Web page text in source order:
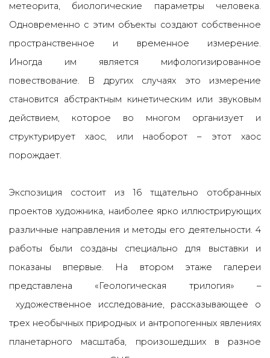
метеорита, биологические параметры человека.
Одновременно с этим объекты создают собственное
пространственное и временное измерение.
Иногда им является мифологизированное
повествование. В других случаях это измерение
становится абстрактным кинетическим или звуковым
действием, которое во многом организует и
структурирует хаос, или наоборот – этот хаос
порождает.
Экспозиция состоит из 16 тщательно отобранных
проектов художника, наиболее ярко иллюстрирующих
различные направления и методы его деятельности. 4
работы были созданы специально для выставки и
показаны впервые. На втором этаже галереи
представлена «Геологическая трилогия» –
художественное исследование, рассказывающее о
трех необычных природных и антропогенных явлениях
планетарного масштаба, произошедших в разное